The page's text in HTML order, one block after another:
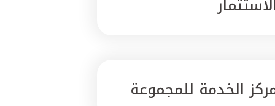
الخدمة للمجموعة